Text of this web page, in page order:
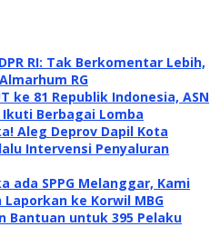
RI: Tak Berkomentar Lebih,
RG
ke 81 Republik Indonesia, ASN
Berbagai Lomba
Aleg Deprov Dapil Kota
Intervensi Penyaluran
ada SPPG Melanggar, Kami
ke Korwil MBG
Bantuan untuk 395 Pelaku